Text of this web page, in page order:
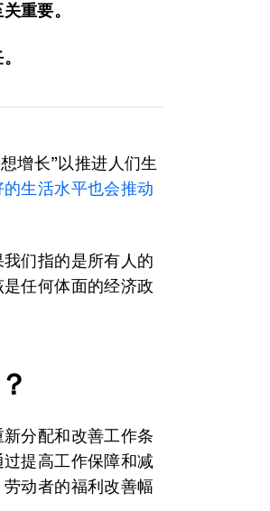
重要。
增长”以推进人们生
生活水平也会推动
们指的是所有人的
任何体面的经济政
分配和改善工作条
提高工作保障和减
动者的福利改善幅